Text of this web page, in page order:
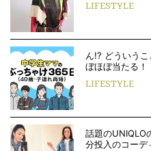
LIFESTYLE
ん!? どういう
ぼほぼ当たる
LIFESTYLE
話題のUNIQLO
分投入のコーデ